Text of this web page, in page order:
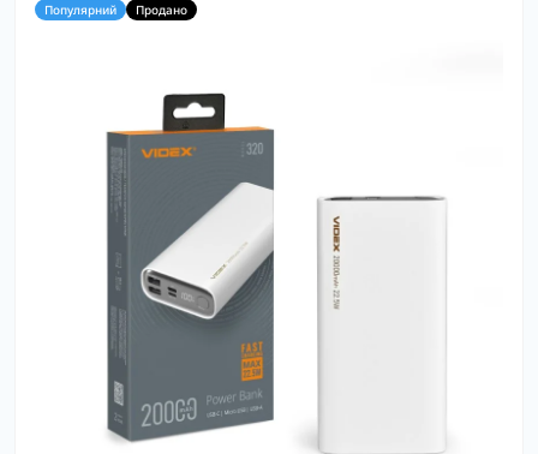
Популярний Продано